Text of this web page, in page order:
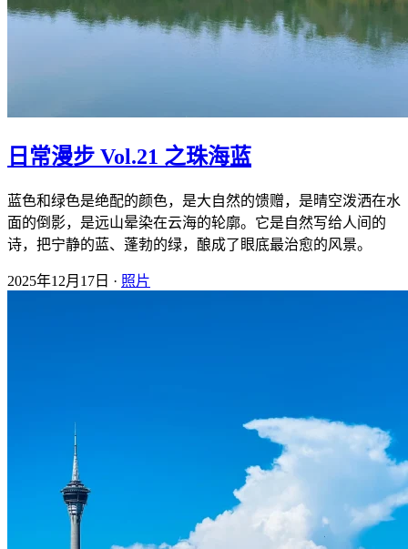
日常漫步 Vol.21 之珠海蓝
蓝色和绿色是绝配的颜色，是大自然的馈赠，是晴空泼洒在水
面的倒影，是远山晕染在云海的轮廓。它是自然写给人间的
诗，把宁静的蓝、蓬勃的绿，酿成了眼底最治愈的风景。
2025年12月17日 · 照片